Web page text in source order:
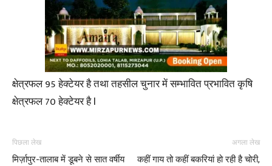
क्षेत्रफल 95 हेक्टेयर है तथा तहसील चुनार में सम्भावित प्रभावित कृषि
क्षेत्रफल 70 हेक्टेयर है l
पिछला लेख
मिर्ज़ापुर-तालाब में डूबने से सात वर्षीय
अगला लेख
कहीं गाय तो कहीं बकरियां हो रही है चोरी,